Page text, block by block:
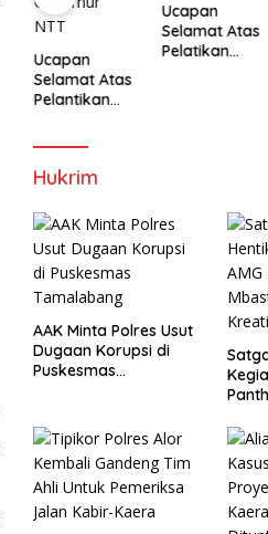
Ucapan
Selamat Atas
Pelantikan
NTT
Ucapan
Selamat Atas
Pelatikan
Hukrim
AAK Minta Polres Usut
Dugaan Korupsi di
Puskesmas